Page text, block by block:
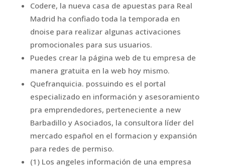
Codere, la nueva casa de apuestas para Real
Madrid ha confiado toda la temporada en
dnoise para realizar algunas activaciones
promocionales para sus usuarios.
Puedes crear la página web de tu empresa de
manera gratuita en la web hoy mismo.
Quefranquicia. possuindo es el portal
especializado en información y asesoramiento
pra emprendedores, perteneciente a new
Barbadillo y Asociados, la consultora líder del
mercado español en el formacion y expansión
para redes de permiso.
(1) Los angeles información de una empresa